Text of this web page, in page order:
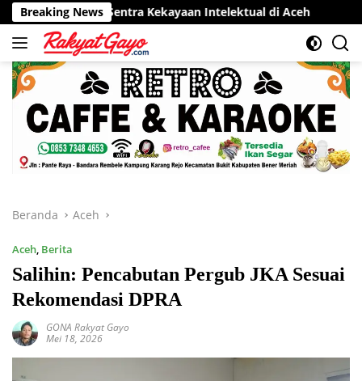
Langsung
ke
konten
Breaking News
Sentra Kekayaan Intelektual di Aceh RSUD
Beranda Aceh
Aceh, Berita
Salihin: Pencabutan Pergub JKA Sesuai
Rekomendasi DPRA
GONA Rakyat Gayo
Mei 18, 2026